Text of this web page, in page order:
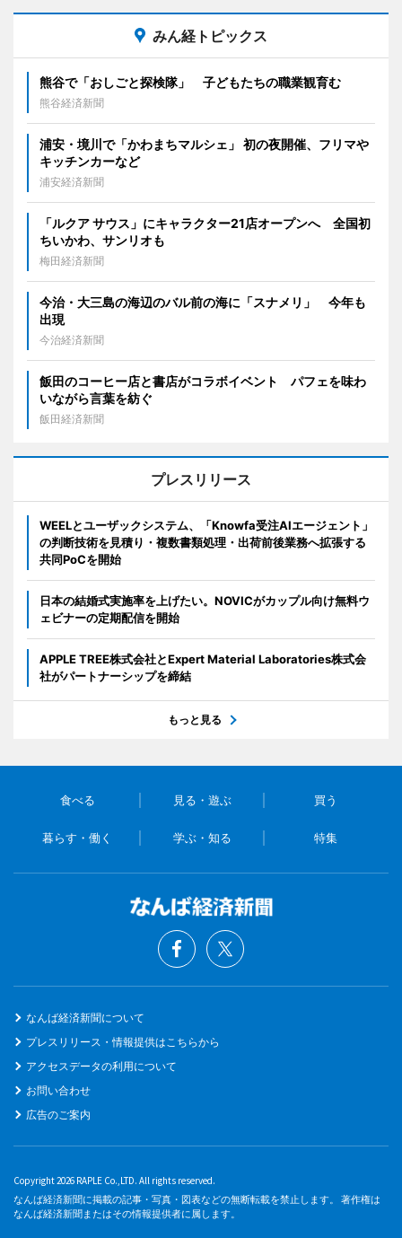
みん経トピックス
熊谷で「おしごと探検隊」 子どもたちの職業観育む
熊谷経済新聞
浦安・境川で「かわまちマルシェ」 初の夜開催、フリマや
キッチンカーなど
浦安経済新聞
「ルクア サウス」にキャラクター21店オープンへ 全国初
ちいかわ、サンリオも
梅田経済新聞
今治・大三島の海辺のバル前の海に「スナメリ」 今年も
出現
今治経済新聞
飯田のコーヒー店と書店がコラボイベント パフェを味わ
いながら言葉を紡ぐ
飯田経済新聞
プレスリリース
WEELとユーザックシステム、「Knowfa受注AIエージェント」
の判断技術を見積り・複数書類処理・出荷前後業務へ拡張する
共同PoCを開始
日本の結婚式実施率を上げたい。NOVICがカップル向け無料ウ
ェビナーの定期配信を開始
APPLE TREE株式会社とExpert Material Laboratories株式会
社がパートナーシップを締結
もっと見る
食べる 見る・遊ぶ 買う
暮らす・働く 学ぶ・知る 特集
なんば経済新聞について
プレスリリース・情報提供はこちらから
アクセスデータの利用について
お問い合わせ
広告のご案内
Copyright 2026 RAPLE Co.,LTD. All rights reserved.
なんば経済新聞に掲載の記事・写真・図表などの無断転載を禁止します。 著作権は
なんば経済新聞またはその情報提供者に属します。